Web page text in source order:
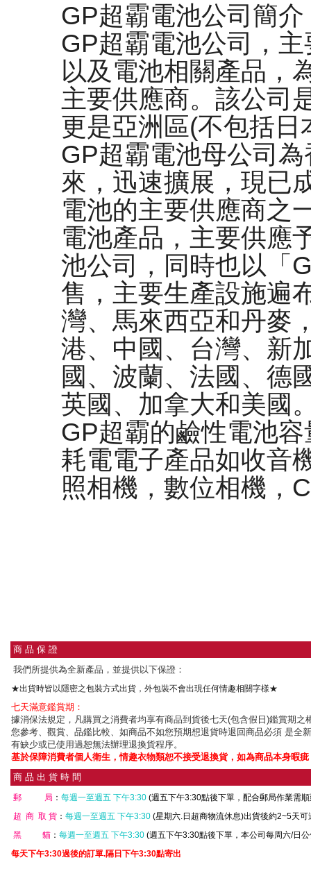
GP超霸電池公司簡
GP超霸電池公司，
以及電池相關產品，
主要供應商。該公司
更是亞洲區(不包括
GP超霸電池母公司
來，迅速擴展，現已
電池的主要供應商之
電池產品，主要供應
池公司，同時也以「
售，主要生產設施遍
灣、馬來西亞和丹麥
港、中國、台灣、新
國、波蘭、法國、德
英國、加拿大和美國
GP超霸的鹼性電池
耗電電子產品如收音
照相機，數位相機，
商 品 保 證
我們所提供為全新產品，並提供以下保證：
★出貨時皆以隱密之包裝方式出貨，外包裝不會出現任何情趣相關字樣★
七天滿意鑑賞期：
據消保法規定，凡購買之消費者均享有商品到貨後七天(包含假日)鑑賞期
您參考、觀賞、品鑑比較、如商品不如您預期想退貨時退回商品必須 是全
有缺少或已使用過恕無法辦理退換貨程序。
基於保障消費者個人衛生，情趣衣物類恕不接受退換貨，如為商品本身暇
商 品 出 貨 時 間
郵 局 ： 每週一至週五 下午3:30 (週五下午3:30點後下單，配合郵局作業需
超 商 取 貨 ： 每週一至週五 下午3:30 (星期六.日超商物流休息)出貨後約2~5天可
黑 貓 ： 每週一至週五 下午3:30 (週五下午3:30點後下單，本公司每周六/日
每天下午3:30過後的訂單.隔日下午3:30點寄出